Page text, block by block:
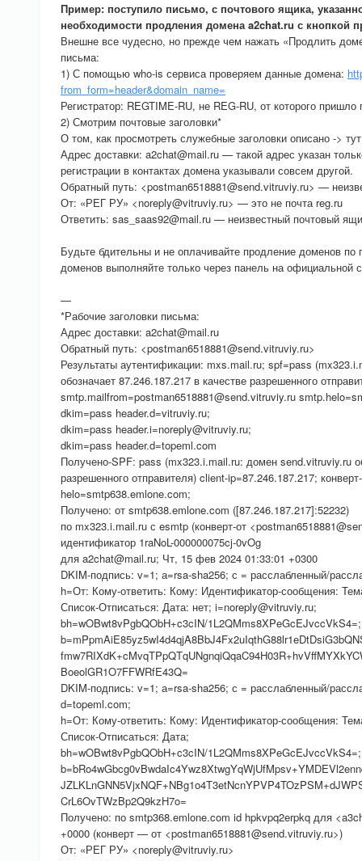
Пример: поступило письмо, с почтового ящика,
необходимости продления домена a2chat.ru с кнопкой
Внешне все чудесно, но прежде чем нажать «Продлить
письма:
1) С помощью who-is сервиса проверяем данные домена:
from_form=header&domain_name=
Регистратор: REGTIME-RU, не REG-RU, от которого пришло
2) Смотрим почтовые заголовки*
О том, как просмотреть служебные заголовки описано ->
Адрес доставки: a2chat@mail.ru — такой адрес указан
регистрации в контактах домена указывали совсем другой.
Обратный путь: <postman6518881@send.vitruviy.ru> —
От: «РЕГ РУ» <noreply@vitruviy.ru> — это не почта reg.ru
Ответить: sas_saas92@mail.ru — неизвестный почтовый
Будьте бдительны и не оплачивайте продление доменов
доменов выполняйте только через панель на официальной
—
*Рабочие заголовки письма:
Адрес доставки: a2chat@mail.ru
Обратный путь: <postman6518881@send.vitruviy.ru>
Результаты аутентификации: mxs.mail.ru; spf=pass
обозначает 87.246.187.217 в качестве разрешенного
smtp.mailfrom=postman6518881@send.vitruviy.ru
dkim=pass header.d=vitruviy.ru;
dkim=pass header.i=noreply@vitruviy.ru;
dkim=pass header.d=topeml.com
Получено-SPF: pass (mx323.i.mail.ru: домен send.vitruviy.ru
разрешенного отправителя) client-ip=87.246.187.217;
helo=smtp638.emlone.com;
Получено: от smtp638.emlone.com ([87.246.187.217]:52232)
по mx323.i.mail.ru с esmtp (конверт-от
идентификатор 1raNoL-000000075cj-0vOg
для a2chat@mail.ru; Чт, 15 фев 2024 01:33:01 +0300
DKIM-подпись: v=1; а=rsa-sha256; с = расслабленный/
h=От: Кому-ответить: Кому: Идентификатор-сообщения:
Список-Отписаться: Дата: нет; i=noreply@vitruviy.ru;
bh=wOBwt8vPgbQObH+c3cIN/1L2QMms8XPeGcEJvccVkS4=;
BoeolGR1O7FFWRfE43Q=
DKIM-подпись: v=1; а=rsa-sha256; с = расслабленный/
d=topeml.com;
h=От: Кому-ответить: Кому: Идентификатор-сообщения:
Список-Отписаться: Дата;
bh=wOBwt8vPgbQObH+c3cIN/1L2QMms8XPeGcEJvccVkS4=;
CrL6OvTWzBp2Q9kzH7o=
Получено: по smtp368.emlone.com id hpkvpq2erpkq для
+0000 (конверт — от <postman6518881@send.vitruviy.ru>)
От: «РЕГ РУ» <noreply@vitruviy.ru>